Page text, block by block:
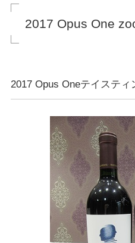
2017 Opus One
2017 Opus Oneテイスティ